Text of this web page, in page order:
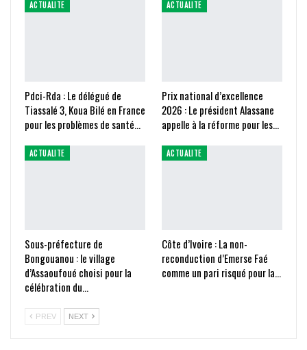
ACTUALITE
Pdci-Rda : Le délégué de
Tiassalé 3, Koua Bilé en France
pour les problèmes de santé…
ACTUALITE
Prix national d’excellence
2026 : Le président Alassane
appelle à la réforme pour les…
ACTUALITE
Sous-préfecture de
Bongouanou : le village
d’Assaoufoué choisi pour la
célébration du…
ACTUALITE
Côte d’Ivoire : La non-
reconduction d’Emerse Faé
comme un pari risqué pour la…
PREV NEXT